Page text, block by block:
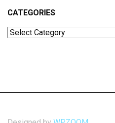
CATEGORIES
Categories